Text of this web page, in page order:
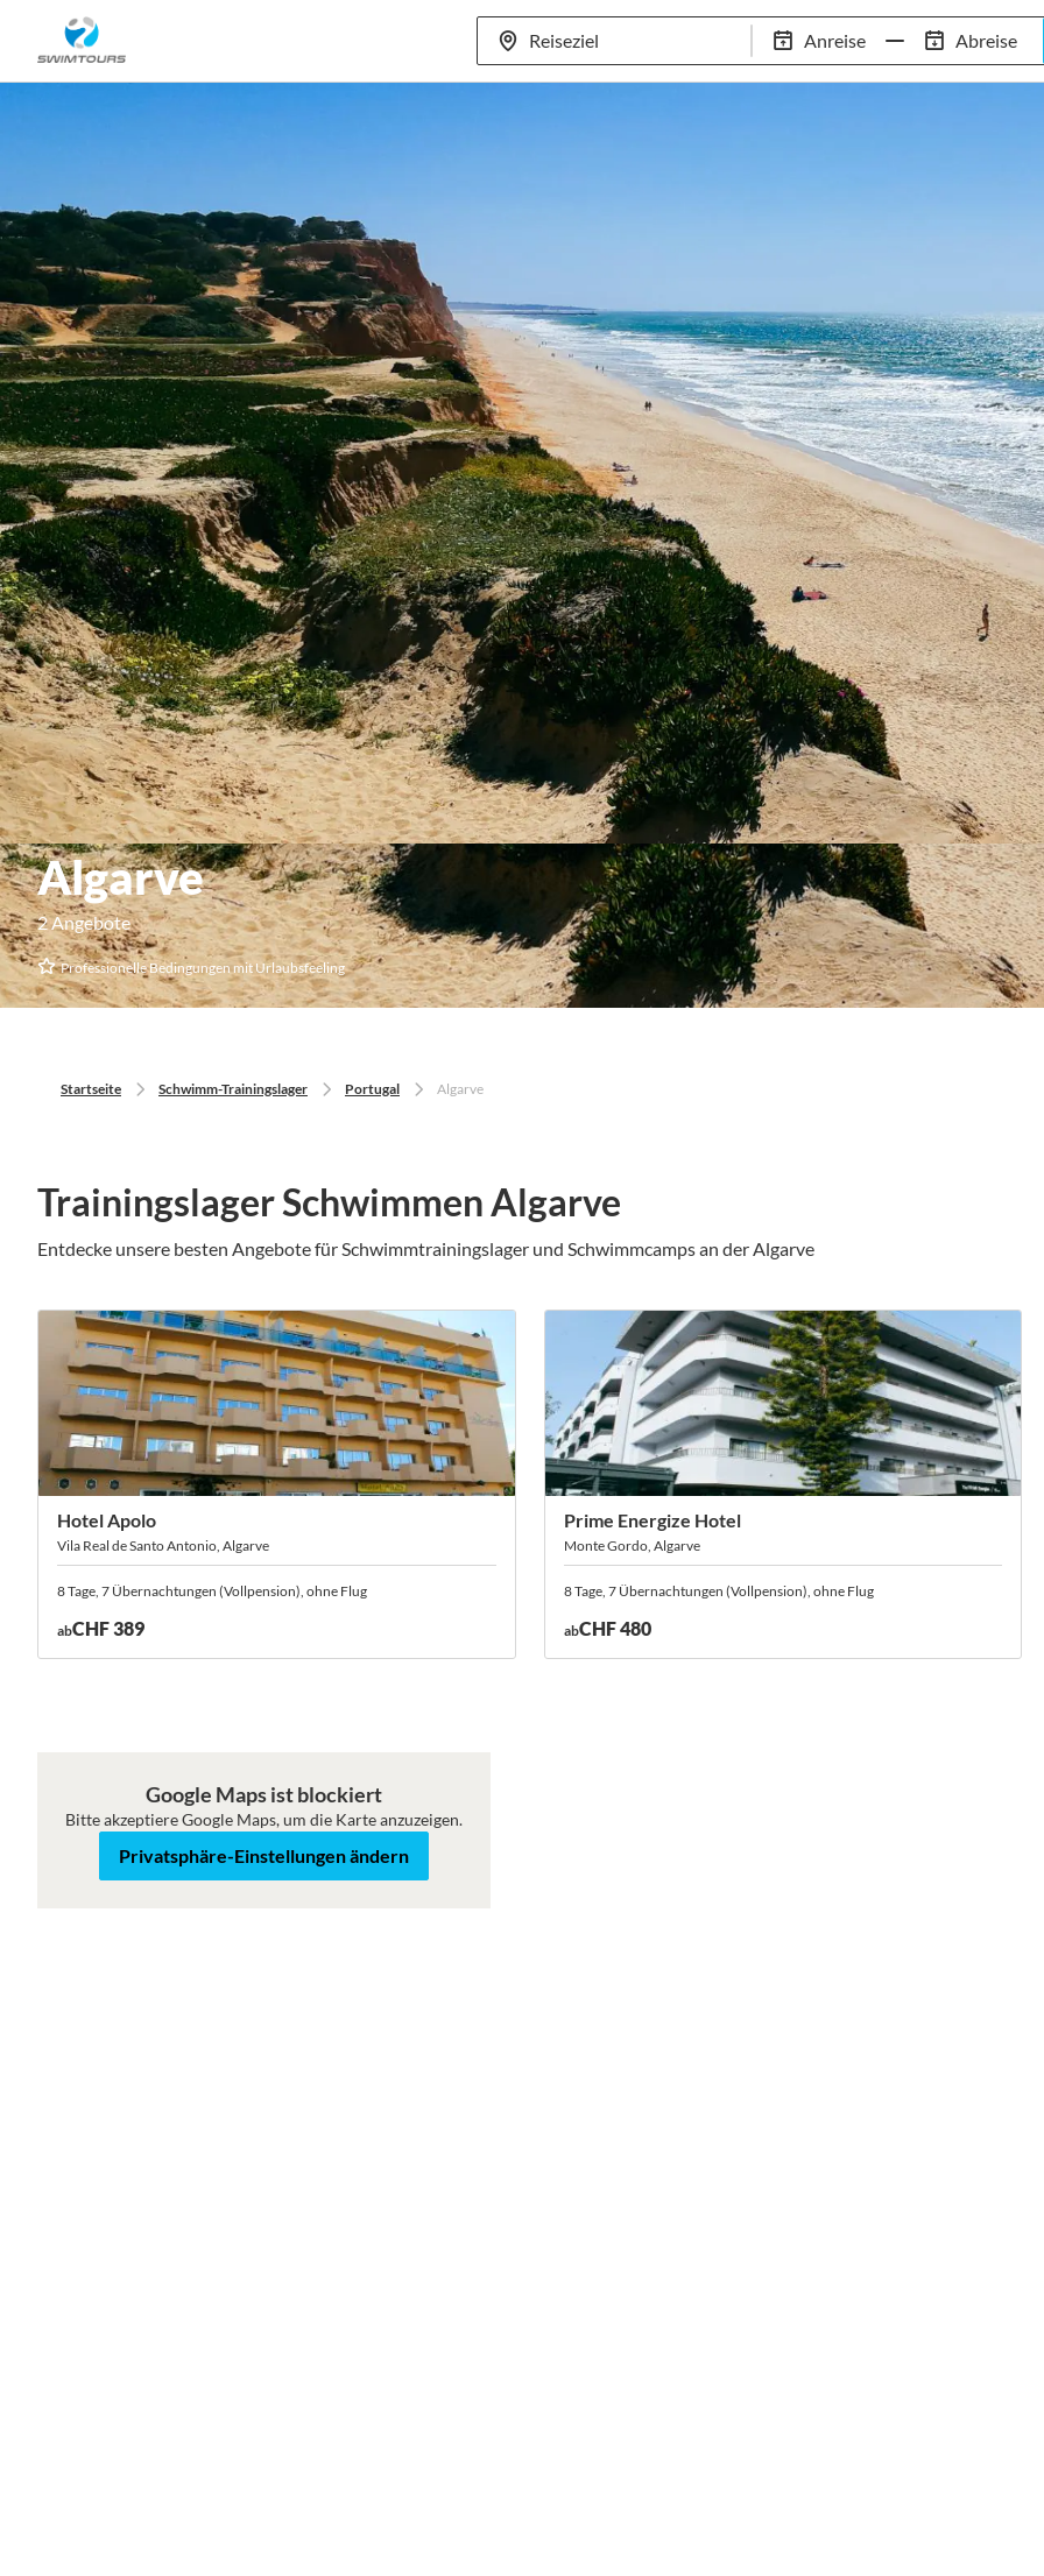
Anreise Abreise
Mehr als 80 Standorte 97,8% Weiterempfehlungsrate 20+ Jahre
Algarve
2 Angebote
Professionelle Bedingungen mit Urlaubsfeeling
Startseite Schwimm-Trainingslager Portugal Algarve
Trainingslager Schwimmen Algarve
Entdecke unsere besten Angebote für Schwimmtrainingslager und Schwimmcamps an der Algarve
Hotel Apolo
Vila Real de Santo Antonio, Algarve
8 Tage, 7 Übernachtungen (Vollpension), ohne Flug
abCHF 389
Prime Energize Hotel
Monte Gordo, Algarve
8 Tage, 7 Übernachtungen (Vollpension), ohne Flug
abCHF 480
Roadmap Satellit
Google Maps ist blockiert
Bitte akzeptiere Google Maps, um die Karte anzuzeigen.
Privatsphäre-Einstellungen ändern